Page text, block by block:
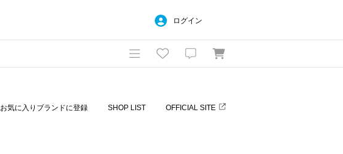
ログイン
お気に入りブランドに登録 SHOP LIST OFFICIAL SITE